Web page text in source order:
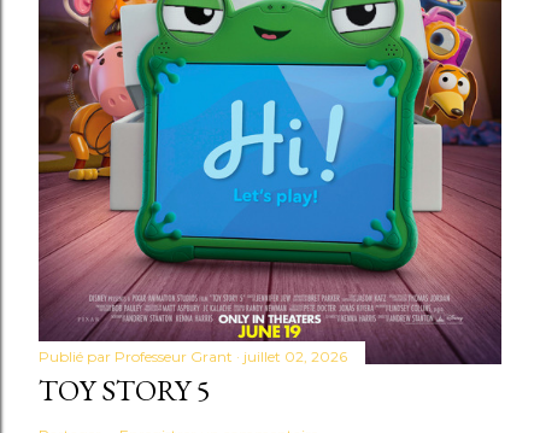
Publié par Professeur Grant juillet 02, 2026
TOY STORY 5